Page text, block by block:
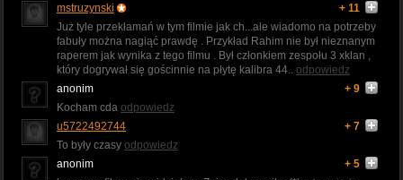
mstruzynski
+ 11
Już tyle przekłamań w tym filmie jak ch...ale wiadomo na potrzeby
fabuły można nagiąć prawdę . Przykład Rahim nie był nieznanym
raperem jak wynika z tego filmu . Był członkiem zespołu 3 xklan ,
który dogrywał się gościnnie na płytę kalibra 44.. odpowiedz
anonim
+ 9
Kocham cda odpowiedz
u5722492744
+ 7
To były czasy odpowiedz
anonim
+ 5